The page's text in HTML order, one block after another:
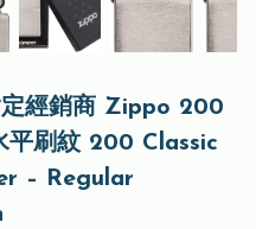
經銷商 Zippo 200
平刷紋 200 Classic
– Regular